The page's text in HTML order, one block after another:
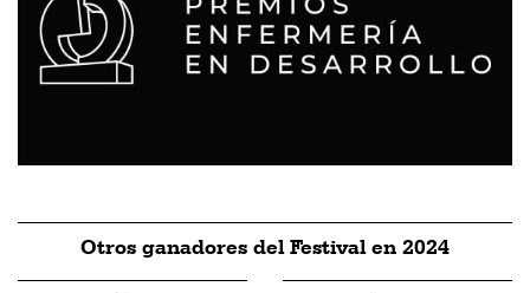
Otros ganadores del Festival en 2024